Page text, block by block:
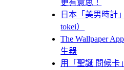
更有意思！
日本「美男時計
tokei）
The Wallpaper
生器
用「聖誕 問候卡